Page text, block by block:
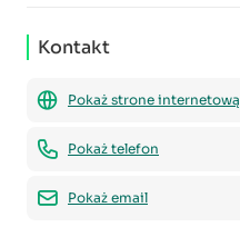
Kontakt
Pokaż strone internetową
Pokaż telefon
Pokaż email